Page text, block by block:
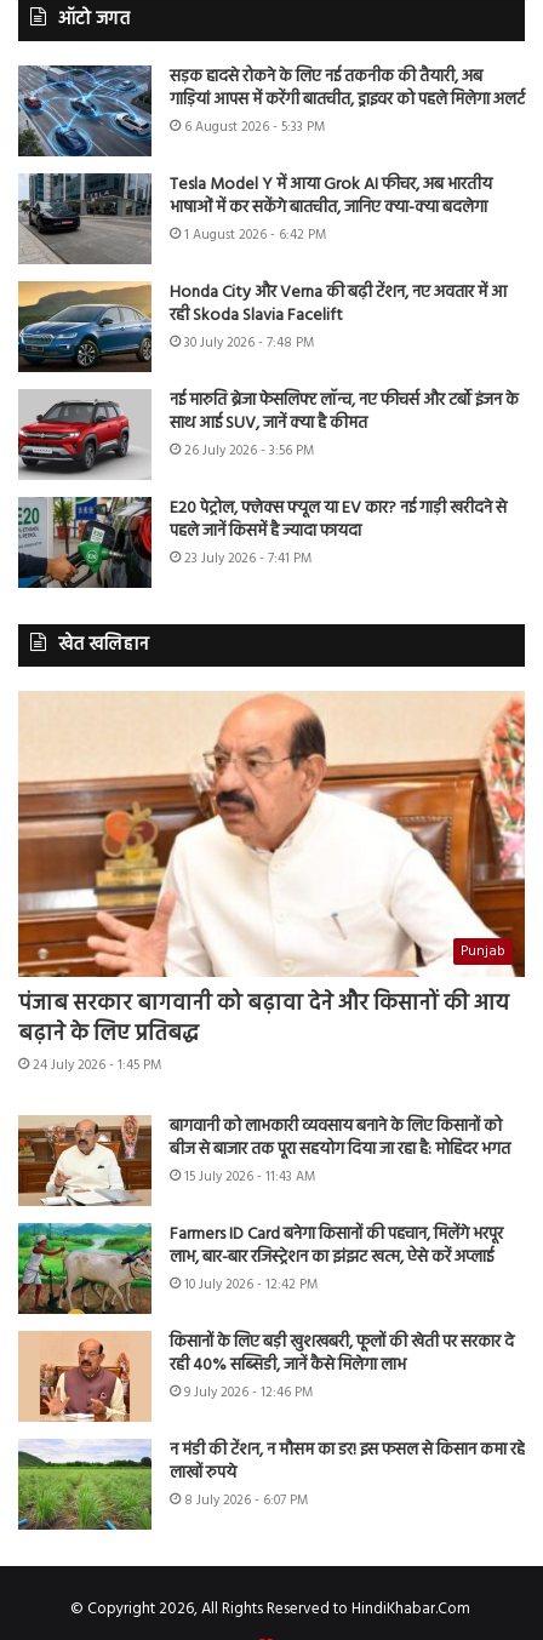
ऑटो जगत
सड़क हादसे रोकने के लिए नई तकनीक की तैयारी, अब
गाड़ियां आपस में करेंगी बातचीत, ड्राइवर को पहले मिलेगा अलर्ट
6 August 2026 - 5:33 PM
Tesla Model Y में आया Grok AI फीचर, अब भारतीय
भाषाओं में कर सकेंगे बातचीत, जानिए क्या-क्या बदलेगा
1 August 2026 - 6:42 PM
Honda City और Verna की बढ़ी टेंशन, नए अवतार में आ
रही Skoda Slavia Facelift
30 July 2026 - 7:48 PM
नई मारुति ब्रेजा फेसलिफ्ट लॉन्च, नए फीचर्स और टर्बो इंजन के
साथ आई SUV, जानें क्या है कीमत
26 July 2026 - 3:56 PM
E20 पेट्रोल, फ्लेक्स फ्यूल या EV कार? नई गाड़ी खरीदने से
पहले जानें किसमें है ज्यादा फायदा
23 July 2026 - 7:41 PM
खेत खलिहान
Punjab
पंजाब सरकार बागवानी को बढ़ावा देने और किसानों की आय
बढ़ाने के लिए प्रतिबद्ध
24 July 2026 - 1:45 PM
बागवानी को लाभकारी व्यवसाय बनाने के लिए किसानों को
बीज से बाजार तक पूरा सहयोग दिया जा रहा है: मोहिंदर भगत
15 July 2026 - 11:43 AM
Farmers ID Card बनेगा किसानों की पहचान, मिलेंगे भरपूर
लाभ, बार-बार रजिस्ट्रेशन का झंझट खत्म, ऐसे करें अप्लाई
10 July 2026 - 12:42 PM
किसानों के लिए बड़ी खुशखबरी, फूलों की खेती पर सरकार दे
रही 40% सब्सिडी, जानें कैसे मिलेगा लाभ
9 July 2026 - 12:46 PM
न मंडी की टेंशन, न मौसम का डर! इस फसल से किसान कमा रहे
लाखों रुपये
8 July 2026 - 6:07 PM
© Copyright 2026, All Rights Reserved to HindiKhabar.Com